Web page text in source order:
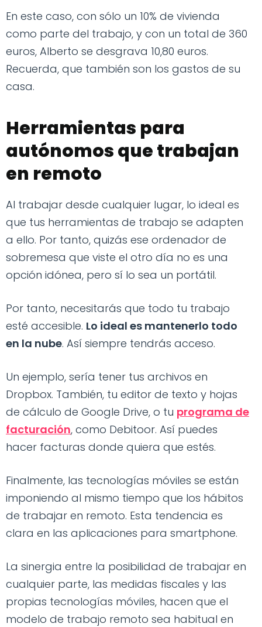
En este caso, con sólo un 10% de vivienda
como parte del trabajo, y con un total de 360
euros, Alberto se desgrava 10,80 euros.
Recuerda, que también son los gastos de su
casa.
Herramientas para
autónomos que trabajan
en remoto
Al trabajar desde cualquier lugar, lo ideal es
que tus herramientas de trabajo se adapten
a ello. Por tanto, quizás ese ordenador de
sobremesa que viste el otro día no es una
opción idónea, pero sí lo sea un portátil.
Por tanto, necesitarás que todo tu trabajo
esté accesible. Lo ideal es mantenerlo todo
en la nube. Así siempre tendrás acceso.
Un ejemplo, sería tener tus archivos en
Dropbox. También, tu editor de texto y hojas
de cálculo de Google Drive, o tu programa de
facturación, como Debitoor. Así puedes
hacer facturas donde quiera que estés.
Finalmente, las tecnologías móviles se están
imponiendo al mismo tiempo que los hábitos
de trabajar en remoto. Esta tendencia es
clara en las aplicaciones para smartphone.
La sinergia entre la posibilidad de trabajar en
cualquier parte, las medidas fiscales y las
propias tecnologías móviles, hacen que el
modelo de trabajo remoto sea habitual en